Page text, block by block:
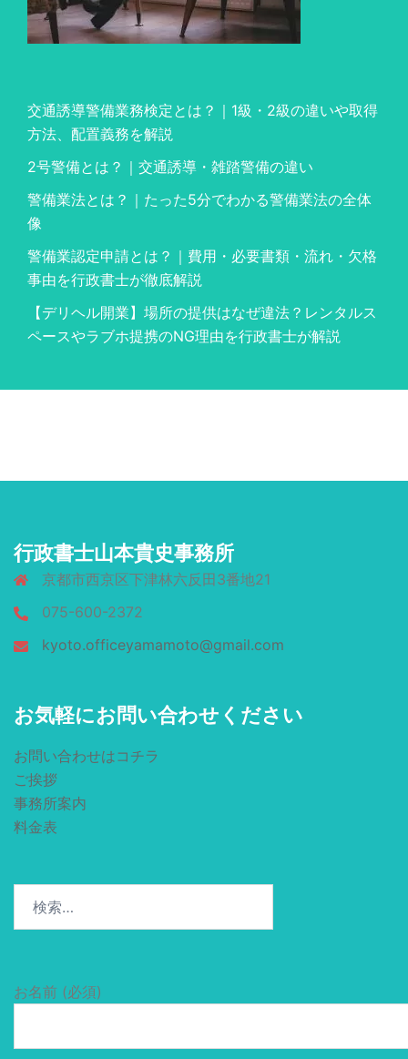
交通誘導警備業務検定とは？｜1級・2級の違いや取得
方法、配置義務を解説
2号警備とは？｜交通誘導・雑踏警備の違い
警備業法とは？｜たった5分でわかる警備業法の全体
像
警備業認定申請とは？｜費用・必要書類・流れ・欠格
事由を行政書士が徹底解説
【デリヘル開業】場所の提供はなぜ違法？レンタルス
ペースやラブホ提携のNG理由を行政書士が解説
行政書士山本貴史事務所
京都市西京区下津林六反田3番地21
075-600-2372
kyoto.officeyamamoto@gmail.com
お気軽にお問い合わせください
お問い合わせはコチラ
ご挨拶
事務所案内
料金表
お名前 (必須)